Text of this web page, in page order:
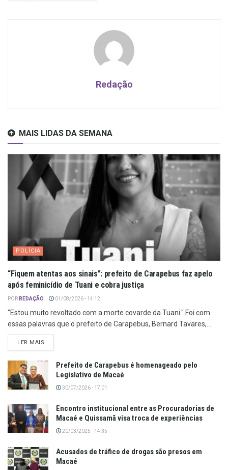
Redação
MAIS LIDAS DA SEMANA
POLÍCIA
“Fiquem atentas aos sinais”: prefeito de Carapebus faz apelo
após feminicídio de Tuani e cobra justiça
POR REDAÇÃO 01/08/2026 - 14:12
"Estou muito revoltado com a morte covarde da Tuani." Foi com
essas palavras que o prefeito de Carapebus, Bernard Tavares,...
LER MAIS
Prefeito de Carapebus é homenageado pelo
Legislativo de Macaé
30/07/2026 - 17:01
Encontro institucional entre as Procuradorias de
Macaé e Quissamã visa troca de experiências
20/03/2025 - 14:35
Acusados de tráfico de drogas são presos em
Macaé